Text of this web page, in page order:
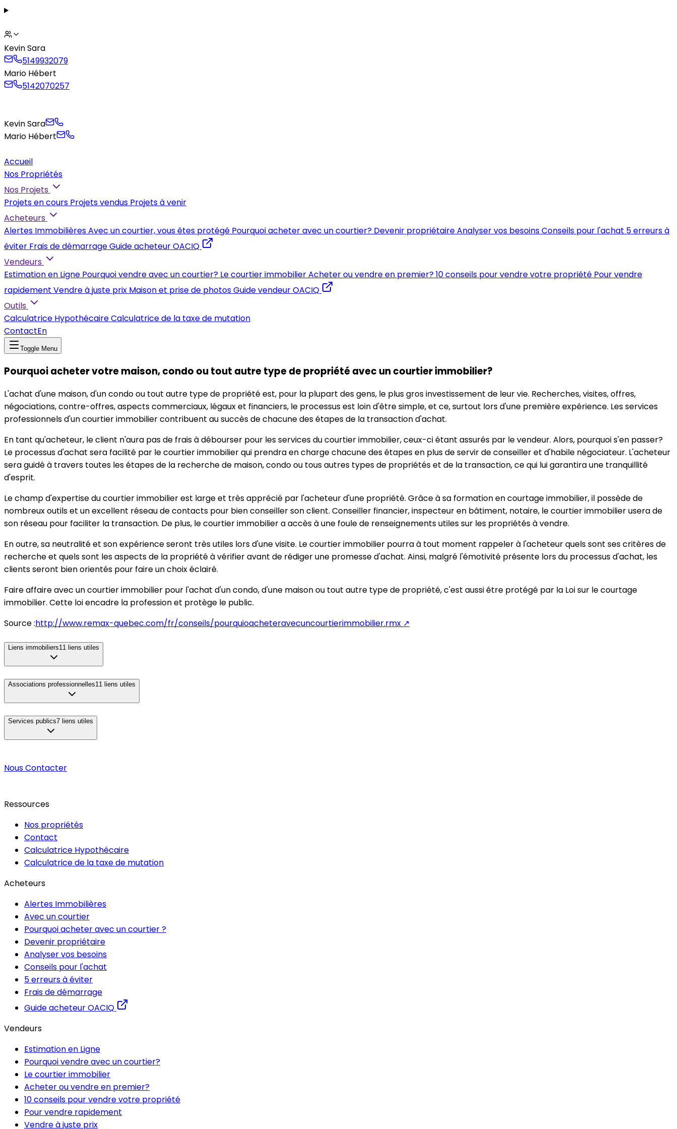
Kevin Sara
5149932079
Mario Hébert
5142070257
Kevin Sara
Mario Hébert
Accueil
Nos Propriétés
Nos Projets
Projets en cours Projets vendus Projets à venir
Acheteurs
Alertes ImmobilièresAvec un courtier, vous êtes protégé Pourquoi acheter avec un courtier? Devenir propriétaireAnalyser vos besoinsConseils pour l'achat 5 erreurs à
éviter Frais de démarrageGuide acheteur OACIQ
Vendeurs
Estimation en Ligne Pourquoi vendre avec un courtier? Le courtier immobilierAcheter ou vendre en premier?10 conseils pour vendre votre propriété Pour vendre
rapidement Vendre à juste prix Maison et prise de photosGuide vendeur OACIQ
Outils
Calculatrice HypothécaireCalculatrice de la taxe de mutation
ContactEn
Toggle Menu
Pourquoi acheter votre maison, condo ou tout autre type de propriété avec un courtier immobilier?
L'achat d'une maison, d'un condo ou tout autre type de propriété est, pour la plupart des gens, le plus gros investissement de leur vie. Recherches, visites, offres,
négociations, contre-offres, aspects commerciaux, légaux et financiers, le processus est loin d'être simple, et ce, surtout lors d'une première expérience. Les services
professionnels d'un courtier immobilier contribuent au succès de chacune des étapes de la transaction d'achat.
En tant qu'acheteur, le client n'aura pas de frais à débourser pour les services du courtier immobilier, ceux-ci étant assurés par le vendeur. Alors, pourquoi s'en passer?
Le processus d'achat sera facilité par le courtier immobilier qui prendra en charge chacune des étapes en plus de servir de conseiller et d'habile négociateur. L'acheteur
sera guidé à travers toutes les étapes de la recherche de maison, condo ou tous autres types de propriétés et de la transaction, ce qui lui garantira une tranquillité
d'esprit.
Le champ d'expertise du courtier immobilier est large et très apprécié par l'acheteur d'une propriété. Grâce à sa formation en courtage immobilier, il possède de
nombreux outils et un excellent réseau de contacts pour bien conseiller son client. Conseiller financier, inspecteur en bâtiment, notaire, le courtier immobilier usera de
son réseau pour faciliter la transaction. De plus, le courtier immobilier a accès à une foule de renseignements utiles sur les propriétés à vendre.
En outre, sa neutralité et son expérience seront très utiles lors d'une visite. Le courtier immobilier pourra à tout moment rappeler à l'acheteur quels sont ses critères de
recherche et quels sont les aspects de la propriété à vérifier avant de rédiger une promesse d'achat. Ainsi, malgré l'émotivité présente lors du processus d'achat, les
clients seront bien orientés pour faire un choix éclairé.
Faire affaire avec un courtier immobilier pour l'achat d'un condo, d'une maison ou tout autre type de propriété, c'est aussi être protégé par la Loi sur le courtage
immobilier. Cette loi encadre la profession et protège le public.
Source :http://www.remax-quebec.com/fr/conseils/pourquioacheteravecuncourtierimmobilier.rmx ↗
Liens immobiliers11 liens utiles
Associations professionnelles11 liens utiles
Services publics7 liens utiles
Nous Contacter
Ressources
Nos propriétés
Contact
Calculatrice Hypothécaire
Calculatrice de la taxe de mutation
Acheteurs
Alertes Immobilières
Avec un courtier
Pourquoi acheter avec un courtier ?
Devenir propriétaire
Analyser vos besoins
Conseils pour l'achat
5 erreurs à éviter
Frais de démarrage
Guide acheteur OACIQ
Vendeurs
Estimation en Ligne
Pourquoi vendre avec un courtier?
Le courtier immobilier
Acheter ou vendre en premier?
10 conseils pour vendre votre propriété
Pour vendre rapidement
Vendre à juste prix